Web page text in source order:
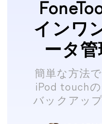
インワ
ータ
簡単な方法
iPod touchの
バックアッ